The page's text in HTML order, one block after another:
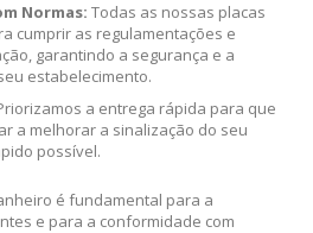
Normas: Todas as nossas placas
cumprir as regulamentações e
garantindo a segurança e a
estabelecimento.
a entrega rápida para que
a melhorar a sinalização do seu
possível.
é fundamental para a
e para a conformidade com